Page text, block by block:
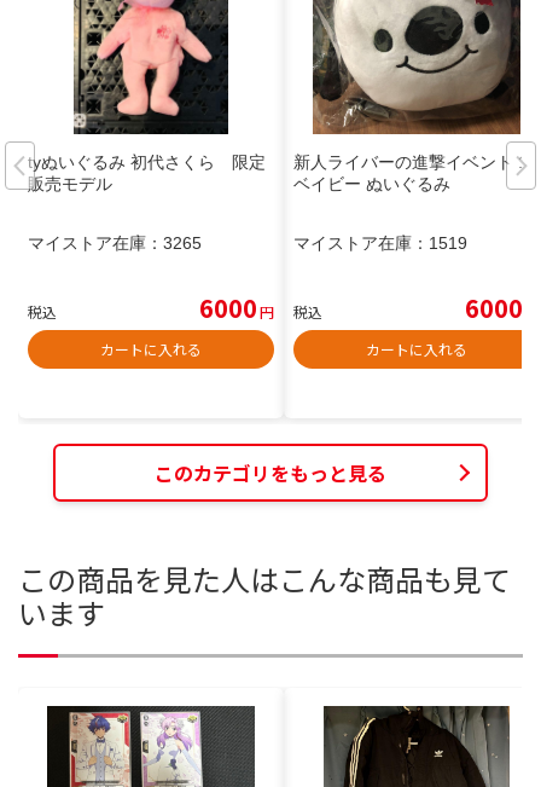
tyぬいぐるみ 初代さくら 限定
販売モデル
マイストア在庫： 3265
税込 6000円
カートに入れる
新人ライバーの進撃イベント 17
ベイビー ぬいぐるみ
マイストア在庫： 1519
税込 6000
カートに入れる
このカテゴリをもっと見る
この商品を見た人はこんな商品も見て
います